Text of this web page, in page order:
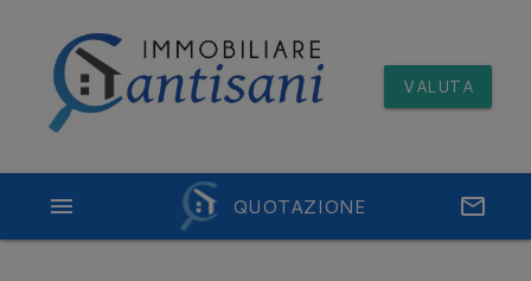
VALUTA
QUOTAZIONE email
menu